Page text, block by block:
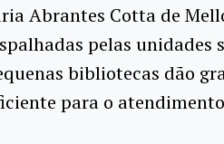
Abrantes Cotta de
pelas unidades
bibliotecas dão
para o